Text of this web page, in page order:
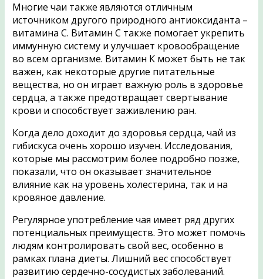
Многие чаи также являются отличным
источником другого природного антиоксиданта –
витамина С. Витамин С также помогает укрепить
иммунную систему и улучшает кровообращение
во всем организме. Витамин К может быть не так
важен, как некоторые другие питательные
вещества, но он играет важную роль в здоровье
сердца, а также предотвращает свертывание
крови и способствует заживлению ран.
Когда дело доходит до здоровья сердца, чай из
гибискуса очень хорошо изучен. Исследования,
которые мы рассмотрим более подробно позже,
показали, что он оказывает значительное
влияние как на уровень холестерина, так и на
кровяное давление.
Регулярное употребление чая имеет ряд других
потенциальных преимуществ. Это может помочь
людям контролировать свой вес, особенно в
рамках плана диеты. Лишний вес способствует
развитию сердечно-сосудистых заболеваний.